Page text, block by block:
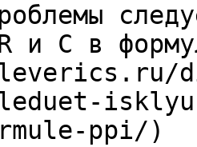
и C в
ppi/)